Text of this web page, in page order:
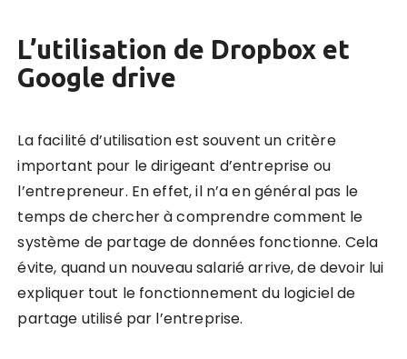
L’utilisation de Dropbox et
Google drive
La facilité d’utilisation est souvent un critère
important pour le dirigeant d’entreprise ou
l’entrepreneur. En effet, il n’a en général pas le
temps de chercher à comprendre comment le
système de partage de données fonctionne. Cela
évite, quand un nouveau salarié arrive, de devoir lui
expliquer tout le fonctionnement du logiciel de
partage utilisé par l’entreprise.